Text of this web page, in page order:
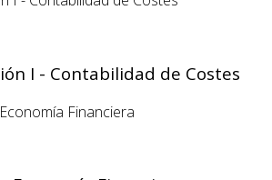
I - Contabilidad de Costes